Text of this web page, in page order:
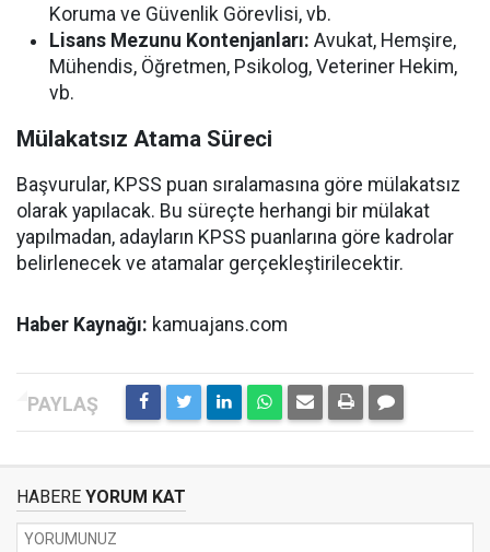
Koruma ve Güvenlik Görevlisi, vb.
Lisans Mezunu Kontenjanları: Avukat, Hemşire,
Mühendis, Öğretmen, Psikolog, Veteriner Hekim,
vb.
Mülakatsız Atama Süreci
Başvurular, KPSS puan sıralamasına göre mülakatsız
olarak yapılacak. Bu süreçte herhangi bir mülakat
yapılmadan, adayların KPSS puanlarına göre kadrolar
belirlenecek ve atamalar gerçekleştirilecektir.
Haber Kaynağı: kamuajans.com
HABERE YORUM KAT